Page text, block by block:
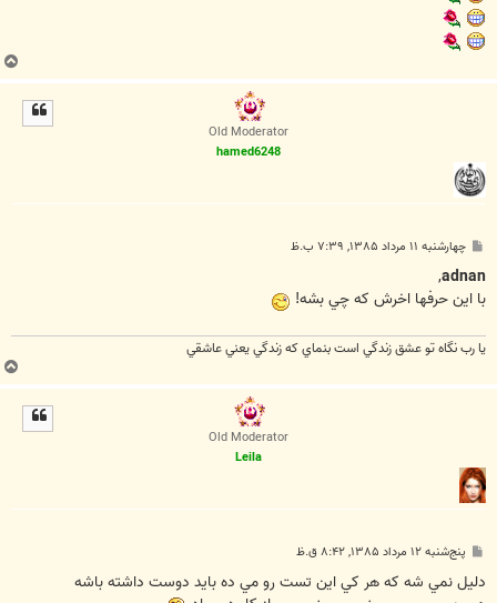
ب
ا
Old Moderator
hamed6248
پ
ت
چهارشنبه ۱۱ مرداد ۱۳۸۵, ۷:۳۹ ب.ظ
adnan
,
با اين حرفها اخرش که چي بشه!
يا رب نگاه تو عشق زندگي است بنماي که زندگي يعني عاشقي
ب
ا
Old Moderator
Leila
پ
ت
پنج‌شنبه ۱۲ مرداد ۱۳۸۵, ۸:۴۲ ق.ظ
دليل نمي شه كه هر كي اين تست رو مي ده بايد دوست داشته باشه